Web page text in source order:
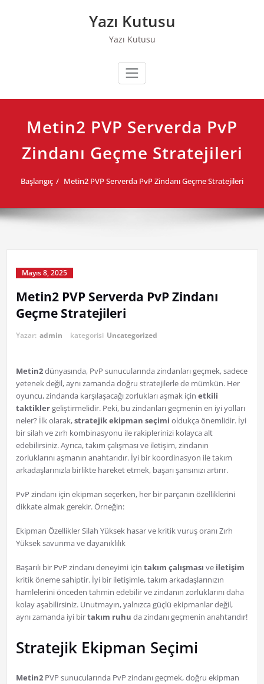
Yazı Kutusu
Yazı Kutusu
Metin2 PVP Serverda PvP
Zindanı Geçme Stratejileri
Başlangıç Metin2 PVP Serverda PvP Zindanı Geçme Stratejileri
Mayıs 8, 2025
Metin2 PVP Serverda PvP Zindanı
Geçme Stratejileri
Yazar: admin kategorisi Uncategorized
Metin2dünyasında, PvP sunucularında zindanları geçmek, sadece
yetenek değil, aynı zamanda doğru stratejilerle de mümkün. Her
oyuncu, zindanda karşılaşacağı zorlukları aşmak için etkili
taktiklergeliştirmelidir. Peki, bu zindanları geçmenin en iyi yolları
neler? İlk olarak,stratejik ekipman seçimi oldukça önemlidir. İyi
bir silah ve zırh kombinasyonu ile rakiplerinizi kolayca alt
edebilirsiniz. Ayrıca, takım çalışması ve iletişim, zindanın
zorluklarını aşmanın anahtarıdır. İyi bir koordinasyon ile takım
arkadaşlarınızla birlikte hareket etmek, başarı şansınızı artırır.
PvP zindanı için ekipman seçerken, her bir parçanın özelliklerini
dikkate almak gerekir. Örneğin:
Ekipman Özellikler Silah Yüksek hasar ve kritik vuruş oranı Zırh
Yüksek savunma ve dayanıklılık
Başarılı bir PvP zindanı deneyimi için takım çalışması ve iletişim
kritik öneme sahiptir. İyi bir iletişimle, takım arkadaşlarınızın
hamlelerini önceden tahmin edebilir ve zindanın zorluklarını daha
kolay aşabilirsiniz. Unutmayın, yalnızca güçlü ekipmanlar değil,
aynı zamanda iyi birtakım ruhu da zindanı geçmenin anahtarıdır!
Stratejik Ekipman Seçimi
Metin2PVP sunucularında PvP zindanı geçmek, doğru ekipman